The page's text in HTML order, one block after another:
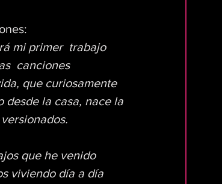
mi primer  trabajo
canciones
que curiosamente
desde la casa, nace la
que he venido
viviendo día a día